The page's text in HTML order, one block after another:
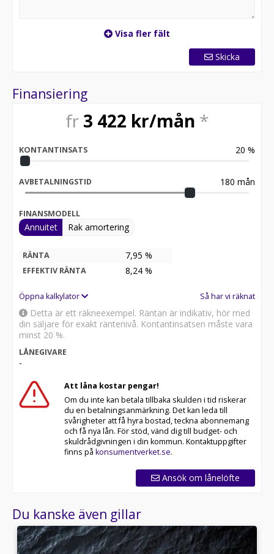
Visa fler fält
Skicka
Finansiering
fr 3 422 kr/mån *
KONTANTINSATS 20 %
AVBETALNINGSTID 180 mån
FINANSMODELL
Annuitet Rak amortering
RÄNTA 7,95 %
EFFEKTIV RÄNTA 8,24 %
Öppna kalkylator Så har vi räknat
Detta är ett räkneexempel. Räntan är indikativ, hör med
din säljare för exakt räntenivå. Kontantinsatsen måste vara
minst 20 %.
LÅNEGIVARE
-
Att låna kostar pengar!
Om du inte kan betala tillbaka skulden i tid riskerar
du en betalningsanmärkning. Det kan leda till
svårigheter att få hyra bostad, teckna abonnemang
och få nya lån. För stöd, vänd dig till budget- och
skuldrådgivningen i din kommun. Kontaktuppgifter
finns på konsumentverket.se.
Ansök om lånelöfte
Du kanske även gillar